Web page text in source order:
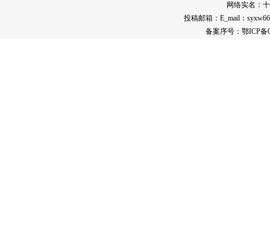
网络实名：
投稿邮箱：E_mail：
备案序号： 鄂ICP备